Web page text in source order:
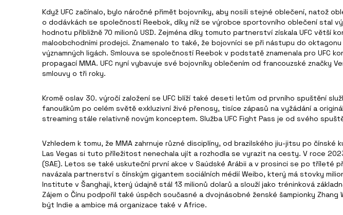
Když UFC začínalo, bylo náročné přimět bojovníky, aby nosili stejné oblečení, natož
o dodávkách se společností Reebok, díky níž se výrobce sportovního oblečení stal
hodnotu přibližně 70 milionů USD. Zejména díky tomuto partnerství získala UFC větší
maloobchodními prodejci. Znamenalo to také, že bojovníci se při nástupu do
významných ligách. Smlouva se společností Reebok v podstatě znamenala pro
propagací MMA. UFC nyní vybavuje své bojovníky oblečením od francouzské značky
smlouvy o tři roky.
Kromě oslav 30. výročí založení se UFC blíží také deseti letům od prvního spuštění
fanouškům po celém světě exkluzivní živé přenosy, tisíce zápasů na vyžádání a
streaming stále relativně novým konceptem. Služba UFC Fight Pass je od svého
Vzhledem k tomu, že MMA zahrnuje různé disciplíny, od brazilského jiu-jitsu po
Las Vegas si tuto příležitost nenechala ujít a rozhodla se vyrazit na cesty. V roce
(SAE). Letos se také uskuteční první akce v Saúdské Arábii a v prosinci se po tříleté
navázala partnerství s čínským gigantem sociálních médií Weibo, který má stovky
Institute v Šanghaji, který údajně stál 13 milionů dolarů a slouží jako tréninková
Zájem o Čínu podpořil také úspěch současné a dvojnásobné ženské šampionky
být Indie a ambice má organizace také v Africe.